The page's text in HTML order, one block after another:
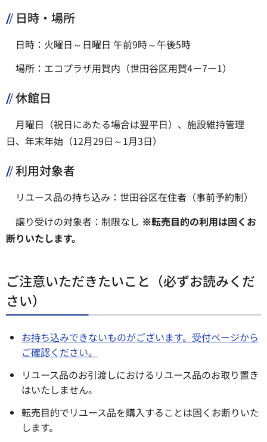
日時・場所
日時：火曜日～日曜日 午前9時～午後5時
場所：エコプラザ用賀内（世田谷区用賀4ー7ー1）
休館日
月曜日（祝日にあたる場合は翌平日）、施設維持管理
日、年末年始（12月29日～1月3日）
利用対象者
リユース品の持ち込み：世田谷区在住者（事前予約制）
譲り受けの対象者：制限なし ※転売目的の利用は固くお
断りいたします。
ご注意いただきたいこと（必ずお読みくだ
さい）
お持ち込みできないものがございます。受付ページから
ご確認ください。
リユース品のお引渡しにおけるリユース品のお取り置き
はいたしません。
転売目的でリユース品を購入することは固くお断りいた
します。